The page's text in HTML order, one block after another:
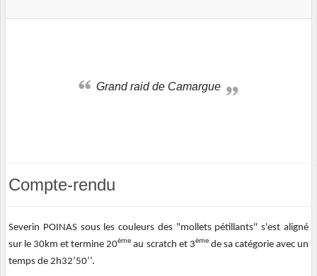
Grand raid de Camargue
Compte-rendu
Severin POINAS sous les couleurs des "mollets pétillants" s'est aligné
sur le 30km et termine 20ème au scratch et 3èmede sa catégorie avec un
temps de 2h32’50’’.